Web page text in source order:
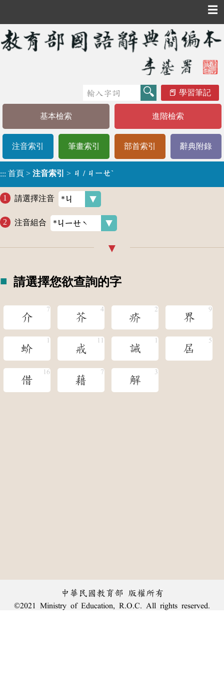
☰
學習筆記
基本檢索 進階檢索
注音索引 筆畫索引 部首索引 辭典附錄
::: 首頁 > 注音索引 > ㄐ / ㄐㄧㄝˋ
請選擇注音
注音組合
請選擇您欲查詢的字
介 芥 疥 界
蚧 戒 誡 屆
借 藉 解
中華民國教育部 版權所有
©2021 Ministry of Education, R.O.C. All rights reserved.